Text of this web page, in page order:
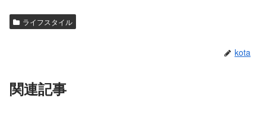
c
o
i
e
ライフスタイル
kota
関連記事